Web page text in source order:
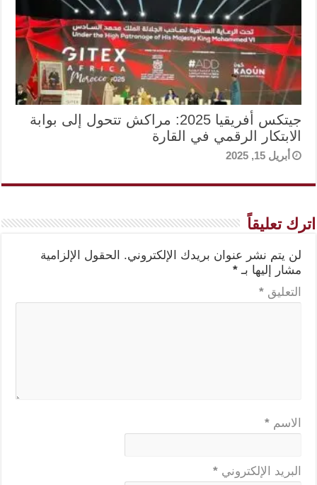
جيتكس أفريقيا 2025: مراكش تتحول إلى بوابة
الابتكار الرقمي في القارة
أبريل 15, 2025
اترك تعليقاً
لن يتم نشر عنوان بريدك الإلكتروني.
الحقول الإلزامية
مشار إليها بـ *
التعليق *
الاسم *
البريد الإلكتروني *